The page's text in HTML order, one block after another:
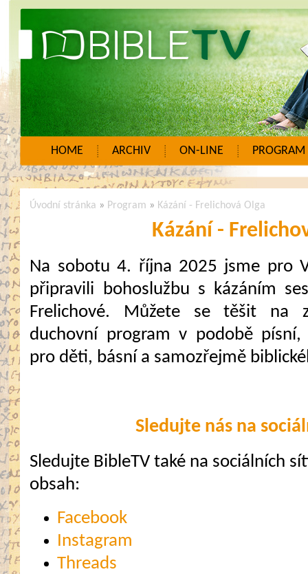
HOME ARCHIV ON-LINE PROGRAM
Úvodní stránka » Program » Kázání - Frelichová Olga
Kázání -
Na sobotu 4. října 2025 jsme pro
připravili bohoslužbu s kázáním
Frelichové. Můžete se těšit na
duchovní program v podobě písní,
pro děti, básní a samozřejmě
Sledujte nás na
Sledujte BibleTV také na sociálních
obsah:
Facebook
Instagram
Threads